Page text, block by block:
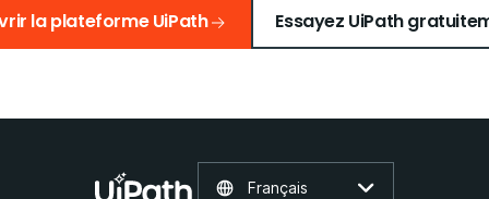
la plateforme UiPath Essayez UiPath
Français